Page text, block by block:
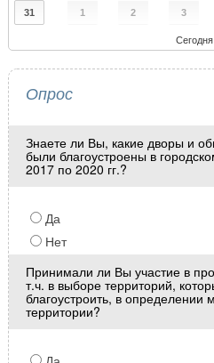
31 1 2 3
Сегодня
Опрос
Знаете ли Вы, какие дворы и
были благоустроены в
2017 по 2020 гг.?
Да
Нет
Принимали ли Вы участие в
т.ч. в выборе территорий,
благоустроить, в
территории?